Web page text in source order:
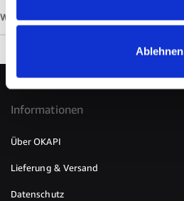
Ablehnen
WEITERE INFORMATIONEN
Informationen
Über OKAPI
Lieferung & Versand
Datenschutz